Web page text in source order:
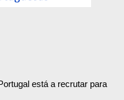
está a recrutar para